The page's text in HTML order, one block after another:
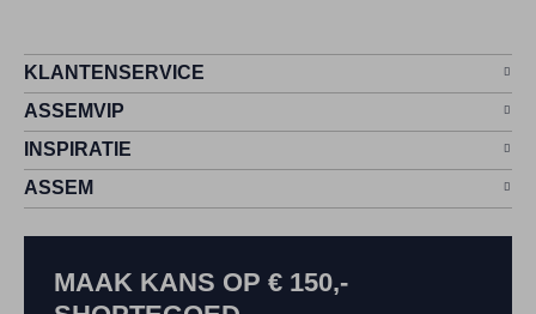
KLANTENSERVICE
ASSEMVIP
INSPIRATIE
ASSEM
MAAK KANS OP € 150,-